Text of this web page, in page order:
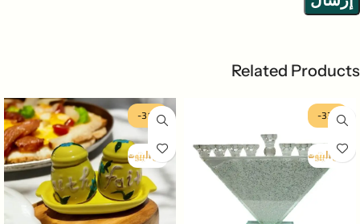
Related Products
-33%
-31%